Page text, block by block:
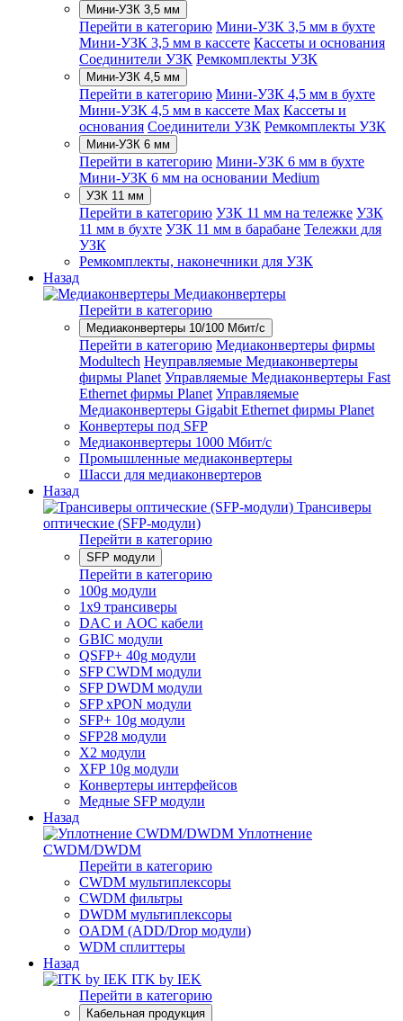
Мини-УЗК 3,5 мм
Перейти в категорию Мини-УЗК 3,5 мм в бухте
Мини-УЗК 3,5 мм в кассете Кассеты и основания
Соединители УЗК Ремкомплекты УЗК
Мини-УЗК 4,5 мм
Перейти в категорию Мини-УЗК 4,5 мм в бухте
Мини-УЗК 4,5 мм в кассете Max Кассеты и
основания Соединители УЗК Ремкомплекты УЗК
Мини-УЗК 6 мм
Перейти в категорию Мини-УЗК 6 мм в бухте
Мини-УЗК 6 мм на основании Medium
УЗК 11 мм
Перейти в категорию УЗК 11 мм на тележке УЗК
11 мм в бухте УЗК 11 мм в барабане Тележки для
УЗК
Ремкомплекты, наконечники для УЗК
Назад
Медиаконвертеры
Перейти в категорию
Медиаконвертеры 10/100 Мбит/с
Перейти в категорию Медиаконвертеры фирмы
Modultech Неуправляемые Медиаконвертеры
фирмы Planet Управляемые Медиаконвертеры Fast
Ethernet фирмы Planet Управляемые
Медиаконвертеры Gigabit Ethernet фирмы Planet
Конвертеры под SFP
Медиаконвертеры 1000 Мбит/с
Промышленные медиаконвертеры
Шасси для медиаконвертеров
Назад
Трансиверы
оптические (SFP-модули)
Перейти в категорию
SFP модули
Перейти в категорию
100g модули
1x9 трансиверы
DAC и AOC кабели
GBIC модули
QSFP+ 40g модули
SFP CWDM модули
SFP DWDM модули
SFP xPON модули
SFP+ 10g модули
SFP28 модули
X2 модули
XFP 10g модули
Конвертеры интерфейсов
Медные SFP модули
Назад
Уплотнение
CWDM/DWDM
Перейти в категорию
CWDM мультиплексоры
CWDM фильтры
DWDM мультиплексоры
OADM (ADD/Drop модули)
WDM сплиттеры
Назад
ITK by IEK
Перейти в категорию
Кабельная продукция